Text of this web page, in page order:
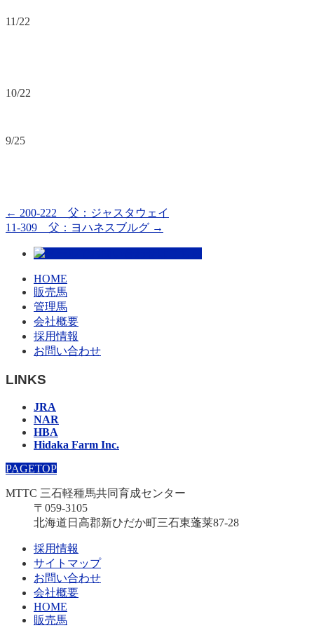
11/22
10/22
9/25
← 200-222 父：ジャスタウェイ
11-309 父：ヨハネスブルグ →
HOME
販売馬
管理馬
会社概要
採用情報
お問い合わせ
LINKS
JRA
NAR
HBA
Hidaka Farm Inc.
PAGETOP
MTTC 三石軽種馬共同育成センター
〒059-3105
北海道日高郡新ひだか町三石東蓬莱87-28
採用情報
サイトマップ
お問い合わせ
会社概要
HOME
販売馬